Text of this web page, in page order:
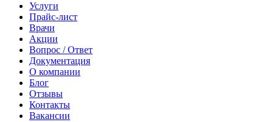
Услуги
Прайс-лист
Врачи
Акции
Вопрос / Ответ
Документация
О компании
Блог
Отзывы
Контакты
Вакансии